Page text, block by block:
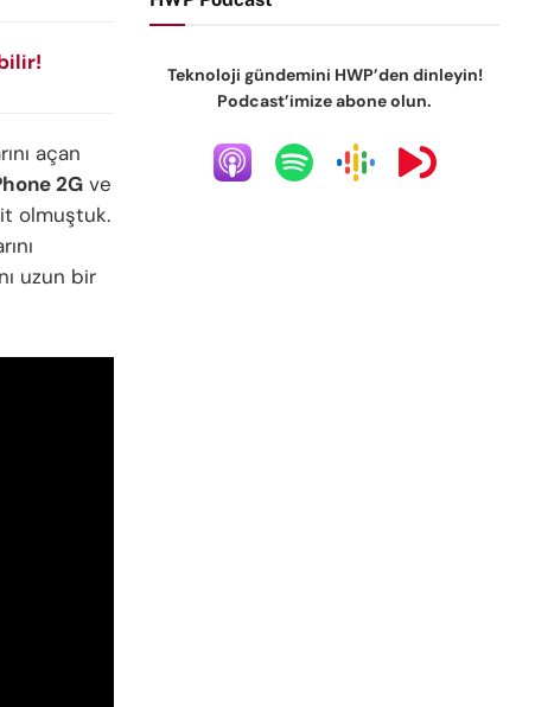
açan
2G ve
olmuştuk.
uzun bir
Teknoloji gündemini HWP’den dinleyin!
Podcast’imize abone olun.